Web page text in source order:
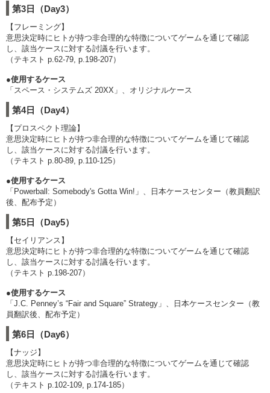
第3日（Day3）
【フレーミング】
意思決定時にヒトが持つ非合理的な特徴についてゲームを通じて確認
し、該当ケースに対する討議を行います。
（テキスト p.62-79, p.198-207）
●使用するケース
「スペース・システムズ 20XX」、オリジナルケース
第4日（Day4）
【プロスペクト理論】
意思決定時にヒトが持つ非合理的な特徴についてゲームを通じて確認
し、該当ケースに対する討議を行います。
（テキスト p.80-89, p.110-125）
●使用するケース
「Powerball: Somebody's Gotta Win!」、日本ケースセンター（教員翻訳
後、配布予定）
第5日（Day5）
【セイリアンス】
意思決定時にヒトが持つ非合理的な特徴についてゲームを通じて確認
し、該当ケースに対する討議を行います。
（テキスト p.198-207）
●使用するケース
「J.C. Penney’s “Fair and Square” Strategy」、日本ケースセンター（教
員翻訳後、配布予定）
第6日（Day6）
【ナッジ】
意思決定時にヒトが持つ非合理的な特徴についてゲームを通じて確認
し、該当ケースに対する討議を行います。
（テキスト p.102-109, p.174-185）